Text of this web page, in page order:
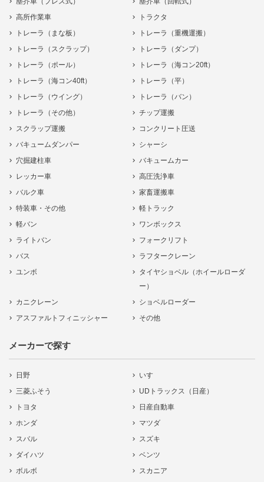
高所作業車
トラクタ
トレーラ（まな板）
トレーラ（重機運搬）
トレーラ（スクラップ）
トレーラ（ダンプ）
トレーラ（ポール）
トレーラ（海コン20ft）
トレーラ（海コン40ft）
トレーラ（平）
トレーラ（ウイング）
トレーラ（バン）
トレーラ（その他）
チップ運搬
スクラップ運搬
コンクリート圧送
バキュームダンパー
シャーシ
穴掘建柱車
バキュームカー
レッカー車
高圧洗浄車
バルク車
家畜運搬車
特装車・その他
軽トラック
軽バン
ワンボックス
ライトバン
フォークリフト
バス
ラフタークレーン
ユンボ
タイヤショベル（ホイールローダ
ー）
カニクレーン
ショベルローダー
アスファルトフィニッシャー
その他
メーカーで探す
日野
いすゞ
三菱ふそう
UDトラックス（日産）
トヨタ
日産自動車
ホンダ
マツダ
スバル
スズキ
ダイハツ
ベンツ
ボルボ
スカニア